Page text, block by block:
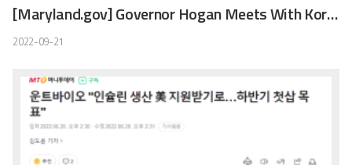
[Maryland.gov] Governor Hogan Meets With Korean President, Makes Major Announcements on Expanding Maryland-Korea Partnership
2022-09-21